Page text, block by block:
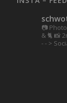
📷
& 🐈 📸
- - >